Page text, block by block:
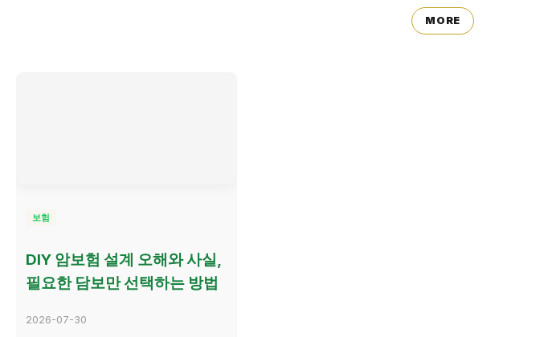
MORE
보험
DIY 암보험 설계 오해와 사실,
필요한 담보만 선택하는 방법
2026-07-30